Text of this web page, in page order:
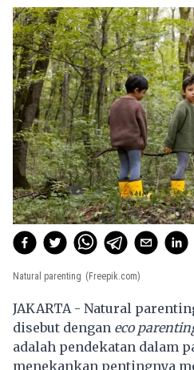
Natural parenting (Freepik.com)
JAKARTA - Natural
disebut dengan eco
adalah pendekatan dalam
menekankan pentingnya